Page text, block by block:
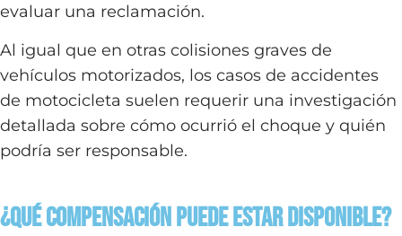
evaluar una reclamación.
Al igual que en otras colisiones graves de
vehículos motorizados, los casos de accidentes
de motocicleta suelen requerir una investigación
detallada sobre cómo ocurrió el choque y quién
podría ser responsable.
¿Qué compensación puede estar disponible?